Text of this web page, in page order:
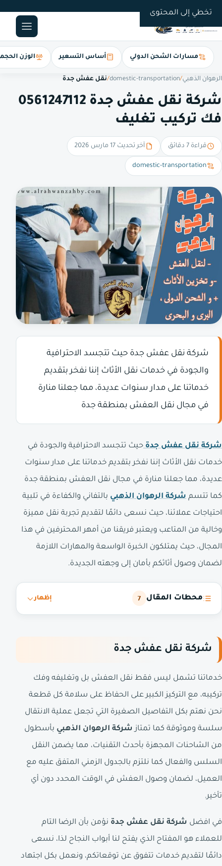
تخطي إلى المحتوى
مسارات الشحن الدولي أساس التسعير الوزن
الرهوان الذهبي/
domestic-transportation
/نقل عفش جدة
شركة نقل عفش جدة 0561247112
فك تركيب تغليف
قراءة 7 دقائق آخر تحديث 17 مارس 2026
domestic-transportation
شركة نقل عفش جدة حيث تتجسد الاحترافية
والجودة في خدمات نقل الأثاث إننا نفخر بتقديم
خدماتنا على مدار سنوات عديدة، مما جعلنا منارة
في مجال نقل العفش بمنطقة جدة
شركة نقل عفش جدةحيث تتجسد الاحترافية والجودة في
خدمات نقل الأثاث إننا نفخر بتقديم خدماتنا على مدار سنوات
عديدة، مما جعلنا منارة في مجال نقل العفش بمنطقة جدة
كما تتسم شركة الرهوان الذهبي بالتفاني والكفاءة في تلبية
احتياجات عملائنا، حيث نسعى دائمًا لتقديم تجربة نقل مميزة
وخالية من المتاعب ويعتبر فريقنا من أمهر المحترفين في هذا
المجال، حيث يمتلكون الخبرة الواسعة والمهارات اللازمة
لضمان وصول أثاثكم بأمان إلى وجهته الجديدة.
محطات المقال 7 إظهار
شركة نقل عفش جدة
خدماتنا تشمل ليس فقط نقل العفش بل وتغليفه وفك
تركيبه، مع التركيز الكبير على الحفاظ على سلامة كل قطعة
نحن نهتم بكل التفاصيل الصغيرة التي تجعل عملية الانتقال
سلسة وموثوقة كما تمتاز شركة الرهوان الذهبي بأسطول
من الشاحنات المجهزة بأحدث التقنيات، مما يضمن النقل
السلس والفعال كما نلتزم بالجدول الزمني المتفق عليه مع
العميل، لضمان وصول العفش في الوقت المحدد دون أي
تأخير.
في افضل شركة نقل عفش جدة نؤمن بأن الرضا التام
للعملاء هو المفتاح الذي يفتح لنا أبواب النجاح لذا، نسعى
دائمًا لتقديم خدمات تتفوق عن توقعاتكم، ونعمل بكل اجتهاد